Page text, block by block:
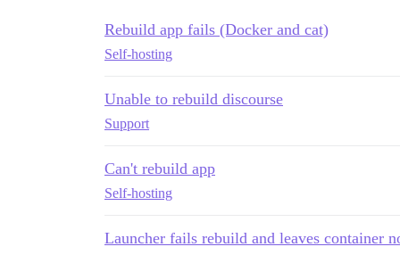
Rebuild app fails (Docker and cat)
Self-hosting
Unable to rebuild discourse
Support
Can't rebuild app
Self-hosting
Launcher fails rebuild and leaves container